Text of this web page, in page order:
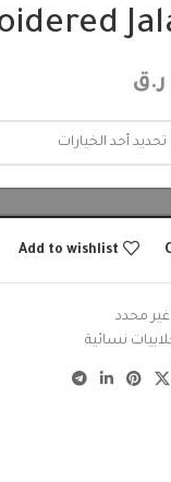
ر.ق
Add to wishlist
غير محدد
نسائية